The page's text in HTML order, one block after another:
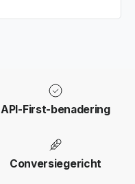
API-First-benadering
Conversiegericht